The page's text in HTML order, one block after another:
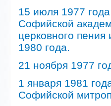
15 июля 1977
Софийской
церковного
1980 года.
21 ноября 1977
1 января 1981
Софийской